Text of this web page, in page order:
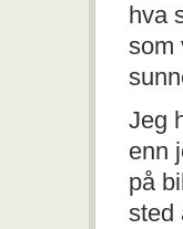
hva
som
Jeg
enn
på
sted